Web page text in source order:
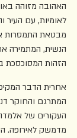
האהובה מזוהה
לאומיות, עם העיר
מבטאת התמסרות
הנשית, המתמירה
הזהות המסוכסכת
אחרית הדבר
המתרגם והחוקר
העקורים של
מדמשק לאירופה.